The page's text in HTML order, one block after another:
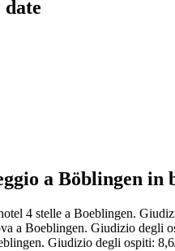
a Böblingen in
4 stelle a Boeblingen.
a Boeblingen. Giudizio degli
Giudizio degli ospiti: